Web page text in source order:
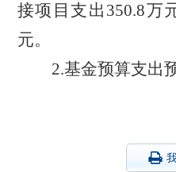
接项目支出350.8万
元。
2.基金预算支出